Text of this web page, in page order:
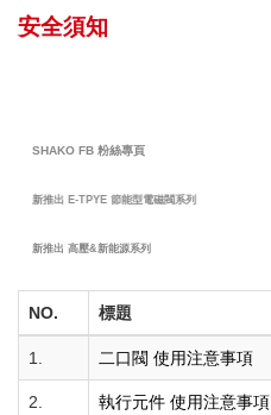
安全須知
SHAKO FB 粉絲專頁
新推出 E-TPYE 節能型電磁閥系列
新推出 高壓&新能源系列
NO. 標題
1. 二口閥 使用注意事項
2. 執行元件 使用注意事項